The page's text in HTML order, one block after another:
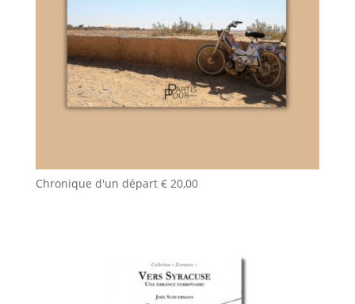
Chronique d'un départ €20,00